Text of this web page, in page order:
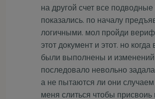
на другой счет все
показались. по началу
логичными. мол пройди
этот документ и этот. но когда
были выполнены и изменений
последовало невольно
а не пытаются ли они
меня слиться чтобы присвоиь